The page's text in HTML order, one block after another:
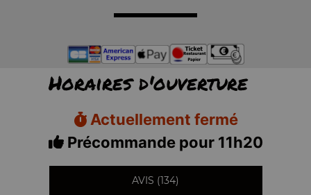
Horaires d'ouverture
Actuellement fermé
Précommande pour 11h20
AVIS (134)